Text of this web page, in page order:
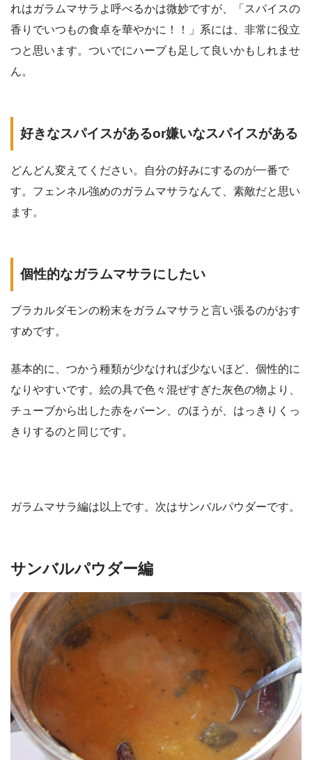
れはガラムマサラよ呼べるかは微妙ですが、「スパイスの
香りでいつもの食卓を華やかに！！」系には、非常に役立
つと思います。ついでにハーブも足して良いかもしれませ
ん。
好きなスパイスがあるor嫌いなスパイスがある
どんどん変えてください。自分の好みにするのが一番で
す。フェンネル強めのガラムマサラなんて、素敵だと思い
ます。
個性的なガラムマサラにしたい
ブラカルダモンの粉末をガラムマサラと言い張るのがおす
すめです。
基本的に、つかう種類が少なければ少ないほど、個性的に
なりやすいです。絵の具で色々混ぜすぎた灰色の物より、
チューブから出した赤をバーン、のほうが、はっきりくっ
きりするのと同じです。
ガラムマサラ編は以上です。次はサンバルパウダーです。
サンバルパウダー編